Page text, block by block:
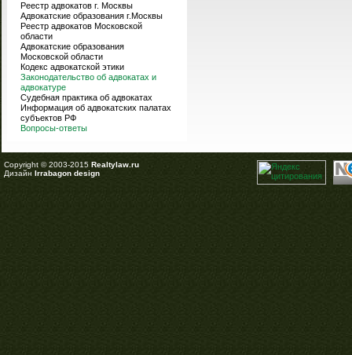
Реестр адвокатов г. Москвы
Адвокатские образования г.Москвы
Реестр адвокатов Московской
области
Адвокатские образования
Московской области
Кодекс адвокатской этики
Законодательство об адвокатах и
адвокатуре
Судебная практика об адвокатах
Информация об адвокатских палатах
субъектов РФ
Вопросы-ответы
Copyright © 2003-2015 Realtylaw.ru
Дизайн Irrabagon design